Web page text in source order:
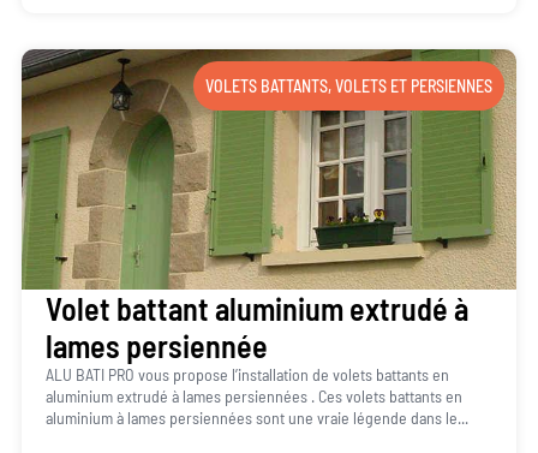
VOLETS BATTANTS,VOLETS ET PERSIENNES
Volet battant aluminium extrudé à
lames persiennée
ALU BATI PRO vous propose l’installation de volets battants en
aluminium extrudé à lames persiennées . Ces volets battants en
aluminium à lames persiennées sont une vraie légende dans le...